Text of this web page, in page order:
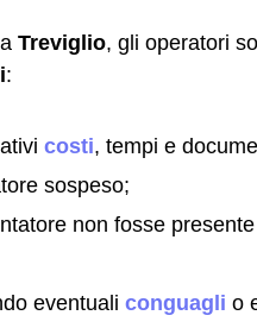
Treviglio, gli operatori
:
costi, tempi e
sospeso;
non fosse
eventuali conguagli o